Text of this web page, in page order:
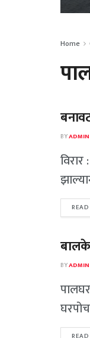
Home
BYADMIN
READ
पालघर
BYADMIN